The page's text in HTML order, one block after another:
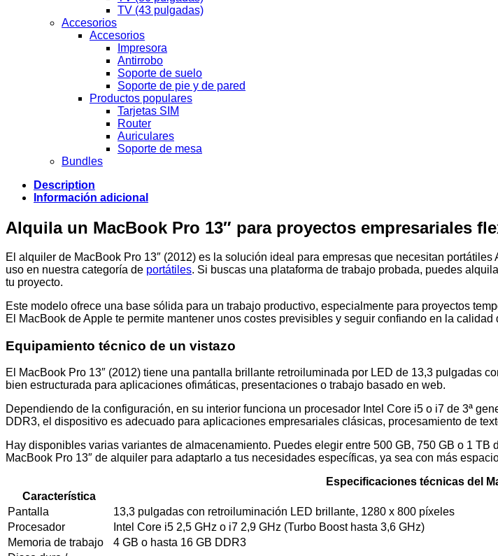
TV (43 pulgadas)
Accesorios
Accesorios
Impresora
Antirrobo
Soporte de suelo
Soporte de pie y de pared
Productos populares
Tarjetas SIM
Router
Auriculares
Soporte de mesa
Bundles
Description
Información adicional
Alquila un MacBook Pro 13″ para proyectos empresariales
El alquiler de MacBook Pro 13″ (2012) es la solución ideal para empresas que necesitan
uso en nuestra categoría de portátiles. Si buscas una plataforma de trabajo probada, puedes
tu proyecto.
Este modelo ofrece una base sólida para un trabajo productivo, especialmente para proyectos
El MacBook de Apple te permite mantener unos costes previsibles y seguir confiando en la calidad
Equipamiento técnico de un vistazo
El MacBook Pro 13″ (2012) tiene una pantalla brillante retroiluminada por LED de 13,3 pulgadas
bien estructurada para aplicaciones ofimáticas, presentaciones o trabajo basado en web.
Dependiendo de la configuración, en su interior funciona un procesador Intel Core i5 o i7 de 3ª
DDR3, el dispositivo es adecuado para aplicaciones empresariales clásicas, procesamiento de
Hay disponibles varias variantes de almacenamiento. Puedes elegir entre 500 GB, 750 GB o 1
MacBook Pro 13″ de alquiler para adaptarlo a tus necesidades específicas, ya sea con más
Especificaciones técnicas del
Característica
Pantalla
13,3 pulgadas con retroiluminación LED brillante, 1280 x 800 píxeles
Procesador
Intel Core i5 2,5 GHz o i7 2,9 GHz (Turbo Boost hasta 3,6 GHz)
Memoria de trabajo
4 GB o hasta 16 GB DDR3